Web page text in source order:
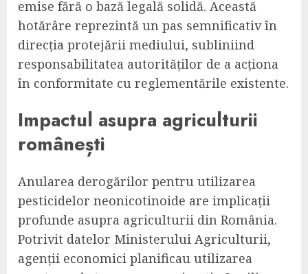
emise fără o bază legală solidă. Această
hotărâre reprezintă un pas semnificativ în
direcția protejării mediului, subliniind
responsabilitatea autorităților de a acționa
în conformitate cu reglementările existente.
Impactul asupra agriculturii
românești
Anularea derogărilor pentru utilizarea
pesticidelor neonicotinoide are implicații
profunde asupra agriculturii din România.
Potrivit datelor Ministerului Agriculturii,
agenții economici planificau utilizarea